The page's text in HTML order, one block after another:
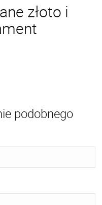
złoto i
podobnego